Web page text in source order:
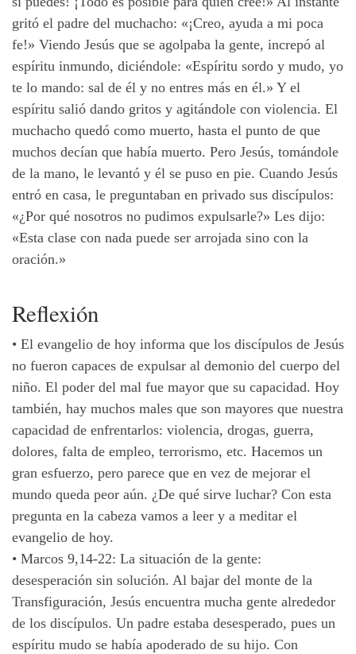
gritó el padre del muchacho: «¡Creo, ayuda a mi poca
fe!» Viendo Jesús que se agolpaba la gente, increpó al
espíritu inmundo, diciéndole: «Espíritu sordo y mudo, yo
te lo mando: sal de él y no entres más en él.» Y el
espíritu salió dando gritos y agitándole con violencia. El
muchacho quedó como muerto, hasta el punto de que
muchos decían que había muerto. Pero Jesús, tomándole
de la mano, le levantó y él se puso en pie. Cuando Jesús
entró en casa, le preguntaban en privado sus discípulos:
«¿Por qué nosotros no pudimos expulsarle?» Les dijo:
«Esta clase con nada puede ser arrojada sino con la
oración.»
Reflexión
• El evangelio de hoy informa que los discípulos de Jesús
no fueron capaces de expulsar al demonio del cuerpo del
niño. El poder del mal fue mayor que su capacidad. Hoy
también, hay muchos males que son mayores que nuestra
capacidad de enfrentarlos: violencia, drogas, guerra,
dolores, falta de empleo, terrorismo, etc. Hacemos un
gran esfuerzo, pero parece que en vez de mejorar el
mundo queda peor aún. ¿De qué sirve luchar? Con esta
pregunta en la cabeza vamos a leer y a meditar el
evangelio de hoy.
• Marcos 9,14-22: La situación de la gente:
desesperación sin solución. Al bajar del monte de la
Transfiguración, Jesús encuentra mucha gente alrededor
de los discípulos. Un padre estaba desesperado, pues un
espíritu mudo se había apoderado de su hijo. Con